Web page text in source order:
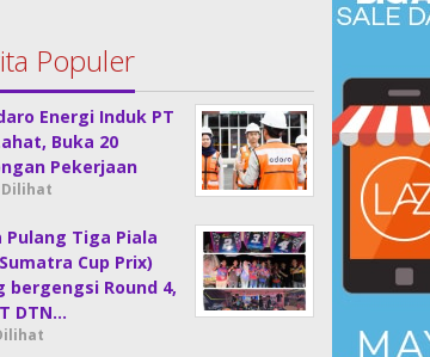
Populer
Energi Induk PT
Buka 20
Pekerjaan
Dilihat
Pulang Tiga Piala
Cup Prix)
bergengsi Round 4,
DTN…